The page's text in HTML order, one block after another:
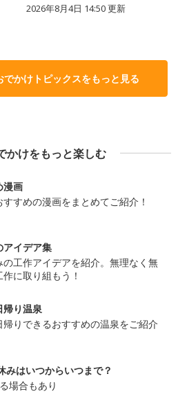
2026年8月4日 14:50更新
かけトピックスをもっと見る
かけをもっと楽しむ
漫画
すめの漫画をまとめてご紹介！
アイデア集
工作アイデアを紹介。無理なく無
に取り組もう！
帰り温泉
りできるおすすめの温泉をご紹介
みはいつからいつまで？
場合もあり